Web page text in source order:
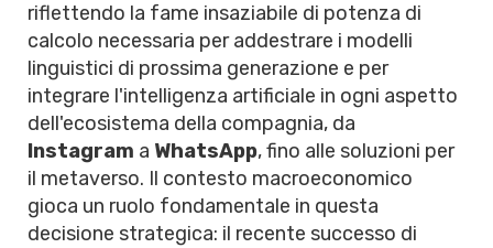
riflettendo la fame insaziabile di potenza di
calcolo necessaria per addestrare i modelli
linguistici di prossima generazione e per
integrare l'intelligenza artificiale in ogni aspetto
dell'ecosistema della compagnia, da
Instagram a WhatsApp, fino alle soluzioni per
il metaverso. Il contesto macroeconomico
gioca un ruolo fondamentale in questa
decisione strategica: il recente successo di